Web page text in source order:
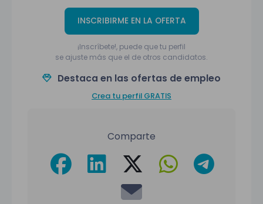
INSCRIBIRME EN LA OFERTA
¡Inscríbete!, puede que tu perfil
se ajuste más que el de otros candidatos.
Destaca en las ofertas de empleo
Crea tu perfil GRATIS
Comparte